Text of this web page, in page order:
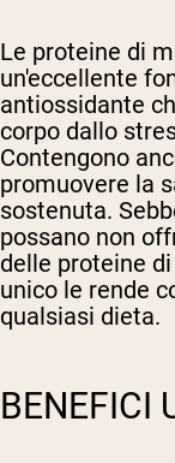
Le proteine di
un'eccellente
antiossidante
corpo dallo
Contengono
promuovere la
sostenuta.
possano non
delle proteine
unico le rende
qualsiasi dieta.
BENEFICI